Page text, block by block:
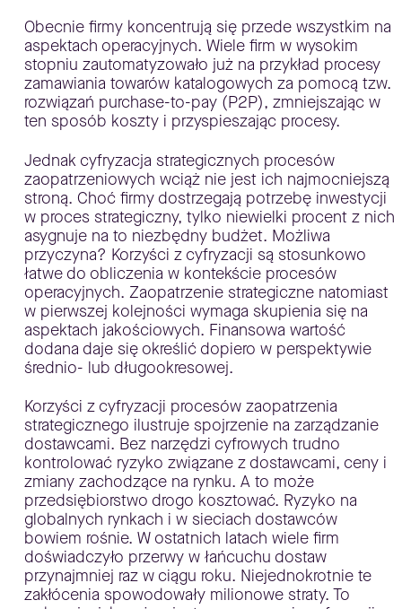
Obecnie firmy koncentrują się przede wszystkim na
aspektach operacyjnych. Wiele firm w wysokim
stopniu zautomatyzowało już na przykład procesy
zamawiania towarów katalogowych za pomocą tzw.
rozwiązań purchase-to-pay (P2P), zmniejszając w
ten sposób koszty i przyspieszając procesy.
Jednak cyfryzacja strategicznych procesów
zaopatrzeniowych wciąż nie jest ich najmocniejszą
stroną. Choć firmy dostrzegają potrzebę inwestycji
w proces strategiczny, tylko niewielki procent z nich
asygnuje na to niezbędny budżet. Możliwa
przyczyna? Korzyści z cyfryzacji są stosunkowo
łatwe do obliczenia w kontekście procesów
operacyjnych. Zaopatrzenie strategiczne natomiast
w pierwszej kolejności wymaga skupienia się na
aspektach jakościowych. Finansowa wartość
dodana daje się określić dopiero w perspektywie
średnio- lub długookresowej.
Korzyści z cyfryzacji procesów zaopatrzenia
strategicznego ilustruje spojrzenie na zarządzanie
dostawcami. Bez narzędzi cyfrowych trudno
kontrolować ryzyko związane z dostawcami, ceny i
zmiany zachodzące na rynku. A to może
przedsiębiorstwo drogo kosztować. Ryzyko na
globalnych rynkach i w sieciach dostawców
bowiem rośnie. W ostatnich latach wiele firm
doświadczyło przerwy w łańcuchu dostaw
przynajmniej raz w ciągu roku. Niejednokrotnie te
zakłócenia spowodowały milionowe straty. To